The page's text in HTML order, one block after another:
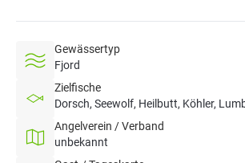
Gewässertyp
Fjord
Zielfische
Dorsch, Seewolf, Heilbutt, Köhler,
Angelverein / Verband
unbekannt